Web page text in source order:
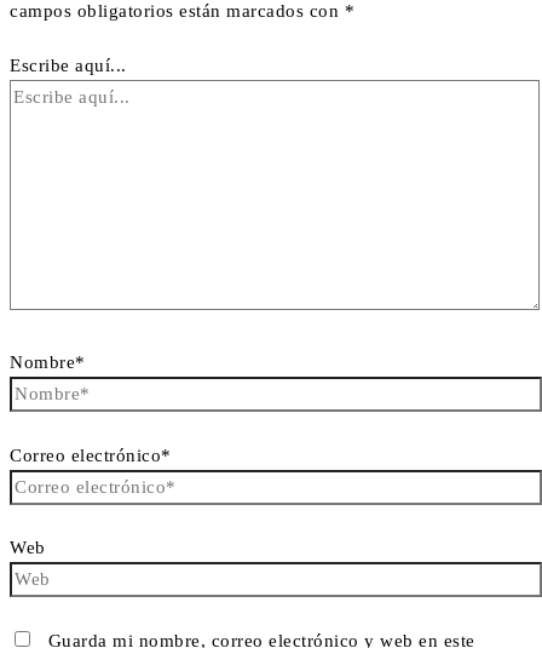
campos obligatorios están marcados con *
Escribe aquí...
Nombre*
Correo electrónico*
Web
Guarda mi nombre, correo electrónico y web en este